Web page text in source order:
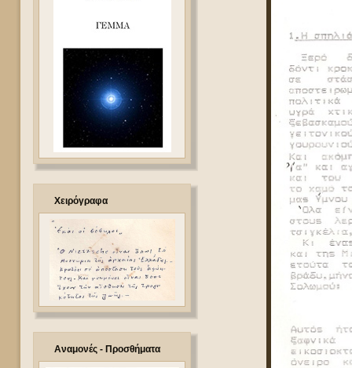
Χειρόγραφα
Αναμονές - Προσθήματα